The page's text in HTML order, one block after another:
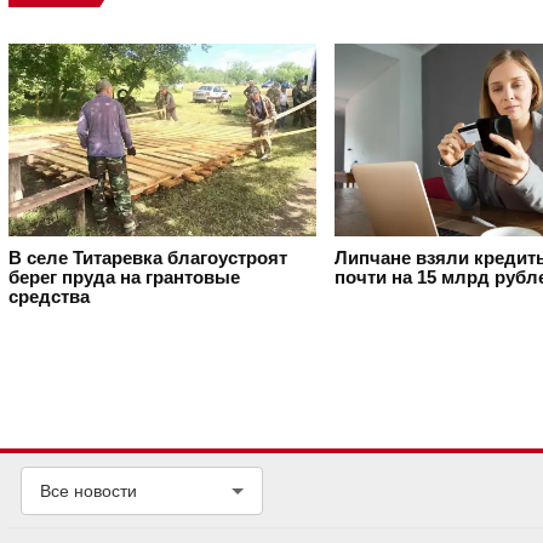
В селе Титаревка благоустроят
берег пруда на грантовые
средства
Липчане взяли
почти на 15 млрд
Все новости